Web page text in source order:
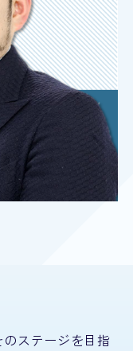
のステージを目指